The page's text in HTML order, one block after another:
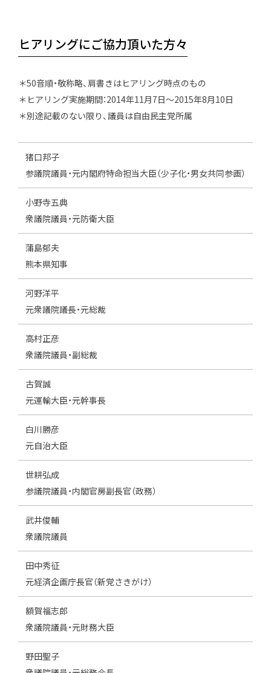
ヒアリングにご協力頂いた方々
＊50音順・敬称略、肩書きはヒアリング時点のもの
＊ヒアリング実施期間：2014年11月7日～2015年8月10日
＊別途記載のない限り、議員は自由民主党所属
猪口邦子
参議院議員・元内閣府特命担当大臣（少子化・男女共同参画）
小野寺五典
衆議院議員・元防衛大臣
蒲島郁夫
熊本県知事
河野洋平
元衆議院議長・元総裁
高村正彦
衆議院議員・副総裁
古賀誠
元運輸大臣・元幹事長
白川勝彦
元自治大臣
世耕弘成
参議院議員・内閣官房副長官（政務）
武井俊輔
衆議院議員
田中秀征
元経済企画庁長官（新党さきがけ）
額賀福志郎
衆議院議員・元財務大臣
野田聖子